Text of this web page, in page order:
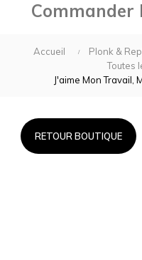
Commander
Accueil Plonk &
Toutes
J'aime Mon Travail,
RETOUR BOUTIQUE